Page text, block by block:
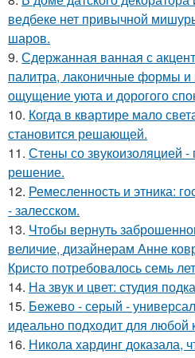
ведбеке нет привычной
шаров.
9. Сдержанная ванная с
палитра, лаконичные формы и
ощущение уюта и дорогого
10. Когда в квартире мало
становится решающей.
11. Стены со звукоизоляцией -
решение.
12. Ремесленность и этника:
- залесском.
13. Чтобы вернуть
величие, дизайнерам Анне
Кристо потребовалось семь
14. На звук и цвет: студия
15. Бежево - серый -
идеально подходит для любой
16. Никола хардинг доказала,